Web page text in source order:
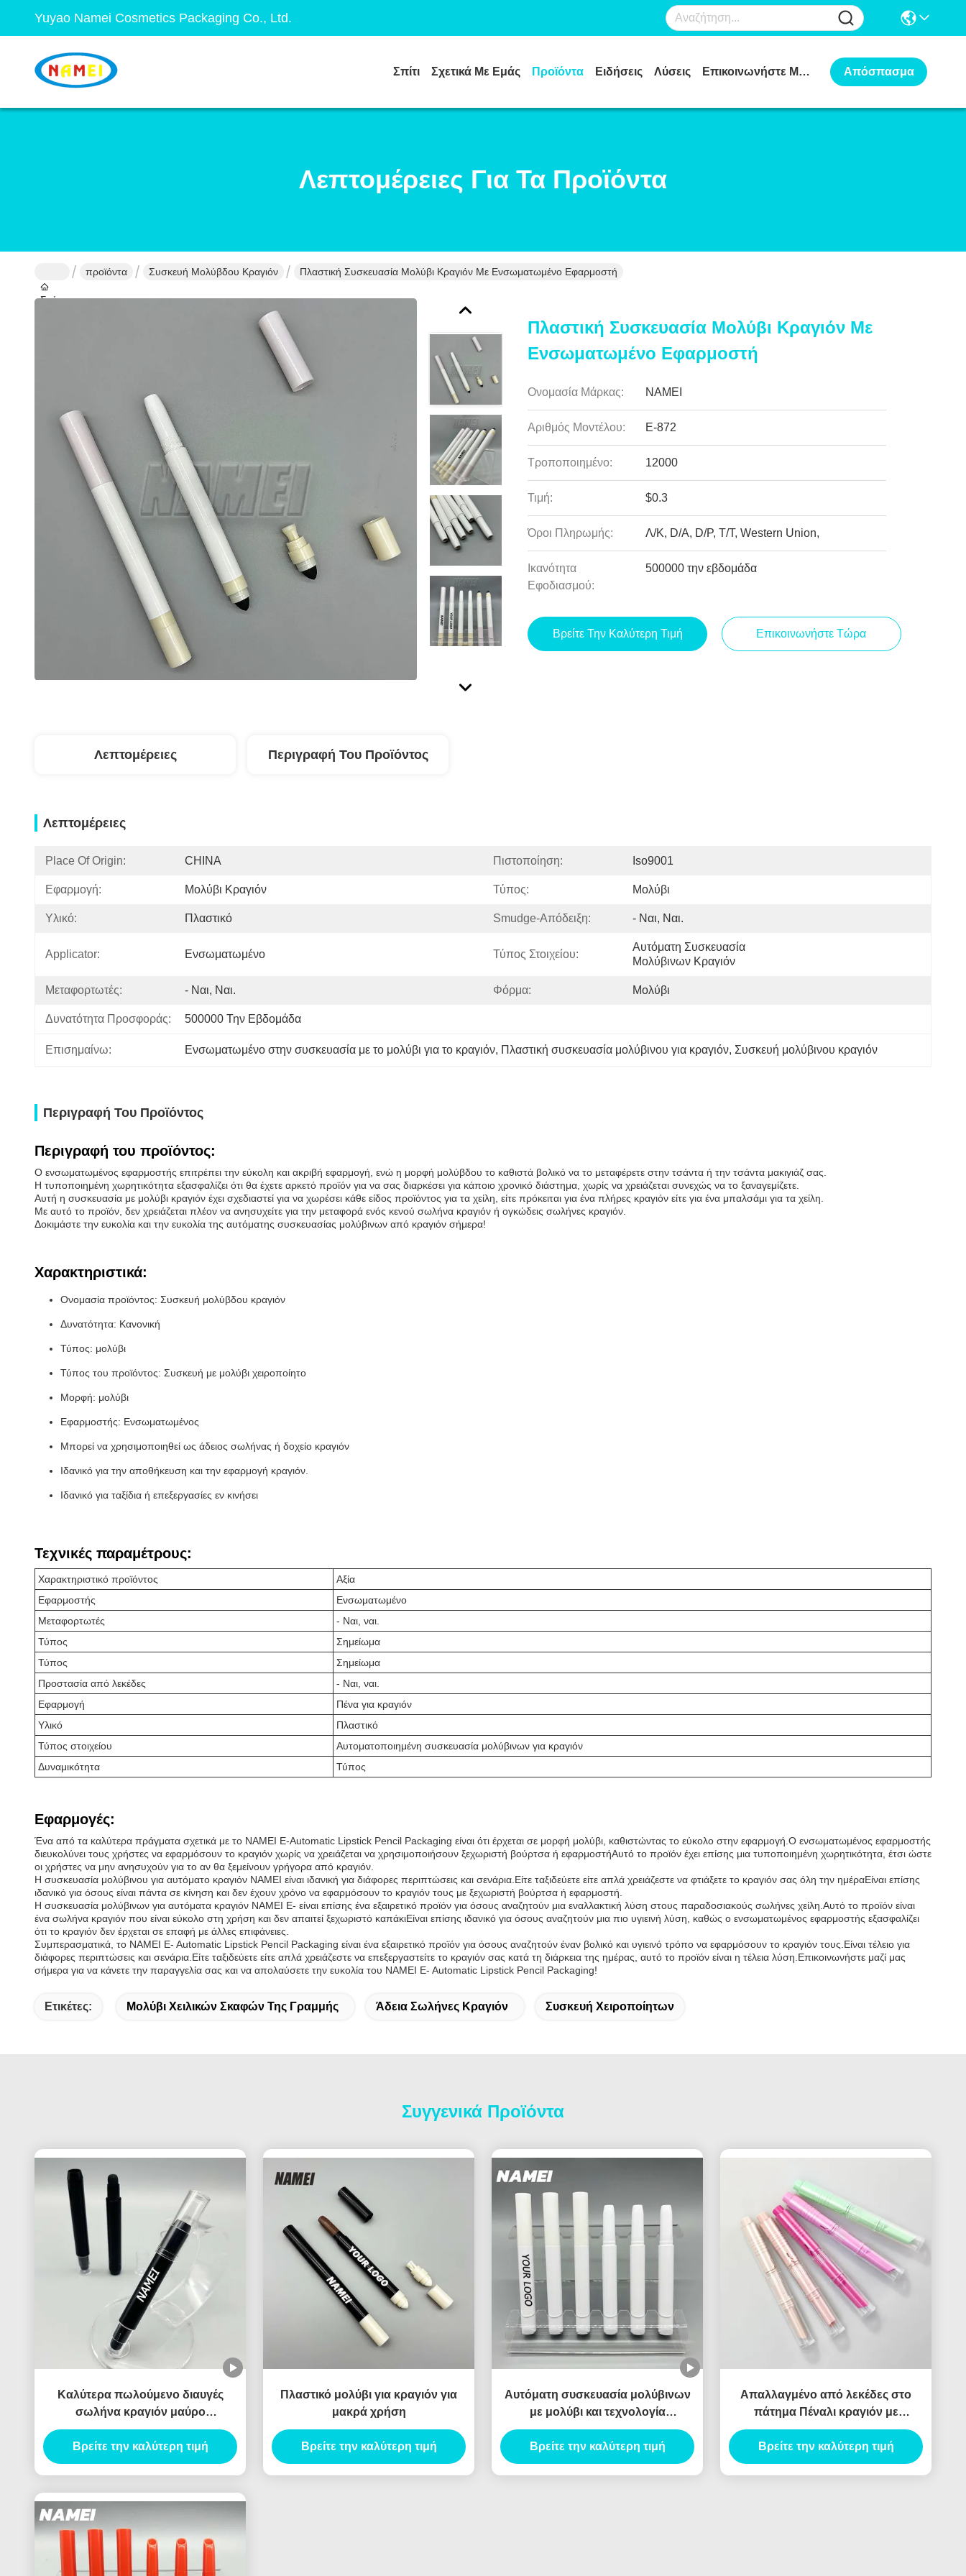
Yuyao Namei Cosmetics Packaging Co., Ltd.
Σπίτι Σχετικά Με Εμάς Προϊόντα Ειδήσεις Λύσεις Επικοινωνήστε Μαζί Μας Απόσπασμα
Λεπτομέρειες Για Τα Προϊόντα
Σπίτι
προϊόντα Συσκευή Μολύβδου Κραγιόν Πλαστική Συσκευασία Μολύβι Κραγιόν Με Ενσωματωμένο Εφαρμοστή
Πλαστική Συσκευασία Μολύβι Κραγιόν Με
Ενσωματωμένο Εφαρμοστή
Ονομασία Μάρκας: NAMEI
Αριθμός Μοντέλου: Ε-872
Τροποποιημένο: 12000
Τιμή: $0.3
Όροι Πληρωμής: Λ/Κ, D/A, D/P, T/T, Western Union,
Ικανότητα
Εφοδιασμού:
500000 την εβδομάδα
Βρείτε Την Καλύτερη Τιμή Επικοινωνήστε Τώρα
Λεπτομέρειες Περιγραφή Του Προϊόντος
Λεπτομέρειες
Place Of Origin: CHINA Πιστοποίηση: Iso9001
Εφαρμογή: Μολύβι Κραγιόν Τύπος: Μολύβι
Υλικό: Πλαστικό Smudge-Απόδειξη: - Ναι, Ναι.
Applicator: Ενσωματωμένο Τύπος Στοιχείου:
Αυτόματη Συσκευασία
Μολύβινων Κραγιόν
Μεταφορτωτές: - Ναι, Ναι. Φόρμα: Μολύβι
Δυνατότητα Προσφοράς: 500000 Την Εβδομάδα
Επισημαίνω: Ενσωματωμένο στην συσκευασία με το μολύβι για το κραγιόν, Πλαστική συσκευασία μολύβινου για κραγιόν, Συσκευή μολύβινου κραγιόν
Περιγραφή Του Προϊόντος
Περιγραφή του προϊόντος:
Ο ενσωματωμένος εφαρμοστής επιτρέπει την εύκολη και ακριβή εφαρμογή, ενώ η μορφή μολύβδου το καθιστά βολικό να το μεταφέρετε στην τσάντα ή την τσάντα μακιγιάζ σας.
Η τυποποιημένη χωρητικότητα εξασφαλίζει ότι θα έχετε αρκετό προϊόν για να σας διαρκέσει για κάποιο χρονικό διάστημα, χωρίς να χρειάζεται συνεχώς να το ξαναγεμίζετε.
Αυτή η συσκευασία με μολύβι κραγιόν έχει σχεδιαστεί για να χωρέσει κάθε είδος προϊόντος για τα χείλη, είτε πρόκειται για ένα πλήρες κραγιόν είτε για ένα μπαλσάμι για τα χείλη.
Με αυτό το προϊόν, δεν χρειάζεται πλέον να ανησυχείτε για την μεταφορά ενός κενού σωλήνα κραγιόν ή ογκώδεις σωλήνες κραγιόν.
Δοκιμάστε την ευκολία και την ευκολία της αυτόματης συσκευασίας μολύβινων από κραγιόν σήμερα!
Χαρακτηριστικά:
Ονομασία προϊόντος: Συσκευή μολύβδου κραγιόν
Δυνατότητα: Κανονική
Τύπος: μολύβι
Τύπος του προϊόντος: Συσκευή με μολύβι χειροποίητο
Μορφή: μολύβι
Εφαρμοστής: Ενσωματωμένος
Μπορεί να χρησιμοποιηθεί ως άδειος σωλήνας ή δοχείο κραγιόν
Ιδανικό για την αποθήκευση και την εφαρμογή κραγιόν.
Ιδανικό για ταξίδια ή επεξεργασίες εν κινήσει
Τεχνικές παραμέτρους:
Χαρακτηριστικό προϊόντος
Αξία
Εφαρμοστής
Ενσωματωμένο
Μεταφορτωτές
- Ναι, ναι.
Τύπος
Σημείωμα
Τύπος
Σημείωμα
Προστασία από λεκέδες
- Ναι, ναι.
Εφαρμογή
Πένα για κραγιόν
Υλικό
Πλαστικό
Τύπος στοιχείου
Αυτοματοποιημένη συσκευασία μολύβινων για κραγιόν
Δυναμικότητα
Τύπος
Εφαρμογές:
Ένα από τα καλύτερα πράγματα σχετικά με το NAMEI E-Automatic Lipstick Pencil Packaging είναι ότι έρχεται σε μορφή μολύβι, καθιστώντας το εύκολο στην εφαρμογή.Ο ενσωματωμένος εφαρμοστής
διευκολύνει τους χρήστες να εφαρμόσουν το κραγιόν χωρίς να χρειάζεται να χρησιμοποιήσουν ξεχωριστή βούρτσα ή εφαρμοστήΑυτό το προϊόν έχει επίσης μια τυποποιημένη χωρητικότητα, έτσι ώστε
οι χρήστες να μην ανησυχούν για το αν θα ξεμείνουν γρήγορα από κραγιόν.
Η συσκευασία μολύβινου για αυτόματο κραγιόν NAMEI είναι ιδανική για διάφορες περιπτώσεις και σενάρια.Είτε ταξιδεύετε είτε απλά χρειάζεστε να φτιάξετε το κραγιόν σας όλη την ημέραΕίναι επίσης
ιδανικό για όσους είναι πάντα σε κίνηση και δεν έχουν χρόνο να εφαρμόσουν το κραγιόν τους με ξεχωριστή βούρτσα ή εφαρμοστή.
Η συσκευασία μολύβινων για αυτόματα κραγιόν NAMEI E- είναι επίσης ένα εξαιρετικό προϊόν για όσους αναζητούν μια εναλλακτική λύση στους παραδοσιακούς σωλήνες χείλη.Αυτό το προϊόν είναι
ένα σωλήνα κραγιόν που είναι εύκολο στη χρήση και δεν απαιτεί ξεχωριστό καπάκιΕίναι επίσης ιδανικό για όσους αναζητούν μια πιο υγιεινή λύση, καθώς ο ενσωματωμένος εφαρμοστής εξασφαλίζει
ότι το κραγιόν δεν έρχεται σε επαφή με άλλες επιφάνειες.
Συμπερασματικά, το NAMEI E- Automatic Lipstick Pencil Packaging είναι ένα εξαιρετικό προϊόν για όσους αναζητούν έναν βολικό και υγιεινό τρόπο να εφαρμόσουν το κραγιόν τους.Είναι τέλειο για
διάφορες περιπτώσεις και σενάρια.Είτε ταξιδεύετε είτε απλά χρειάζεστε να επεξεργαστείτε το κραγιόν σας κατά τη διάρκεια της ημέρας, αυτό το προϊόν είναι η τέλεια λύση.Επικοινωνήστε μαζί μας
σήμερα για να κάνετε την παραγγελία σας και να απολαύσετε την ευκολία του NAMEI E- Automatic Lipstick Pencil Packaging!
Ετικέτες: Μολύβι Χειλικών Σκαφών Της Γραμμής Άδεια Σωλήνες Κραγιόν Συσκευή Χειροποίητων
Συγγενικά Προϊόντα
Καλύτερα πωλούμενο διαυγές
σωλήνα κραγιόν μαύρο
πολύχρωμο κραγιόν συσκευασία
δοχείο με βούρτσα
Βρείτε την καλύτερη τιμή
Πλαστικό μολύβι για κραγιόν για
μακρά χρήση
Βρείτε την καλύτερη τιμή
Αυτόματη συσκευασία μολύβινων
με μολύβι και τεχνολογία
αμυδρότητας
Βρείτε την καλύτερη τιμή
Απαλλαγμένο από λεκέδες στο
πάτημα Πέναλι κραγιόν με
ενσωματωμένο εφαρμοστή
Βρείτε την καλύτερη τιμή